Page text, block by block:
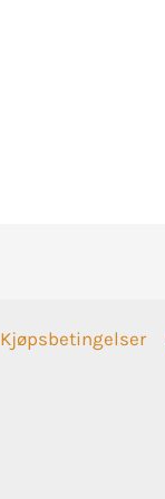
Kjøpsbetingelser